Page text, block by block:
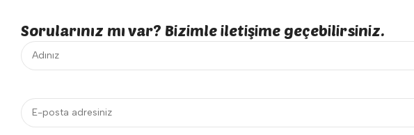
Sorularınız mı var? Bizimle iletişime geçebilirsiniz.